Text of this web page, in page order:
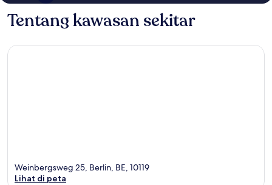
Tentang kawasan sekitar
Weinbergsweg 25, Berlin, BE, 10119
Lihat di peta